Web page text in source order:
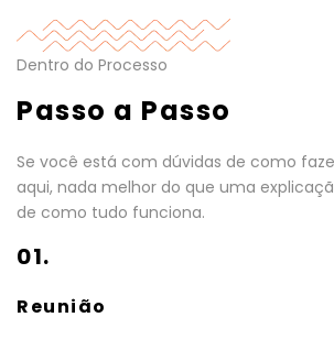
Dentro do Processo
Passo a Passo
Se você está com dúvidas de como
aqui, nada melhor do que uma
de como tudo funciona.
01.
Reunião